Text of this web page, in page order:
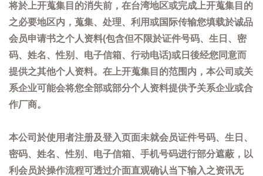
将於上开蒐集目的消失前，在台湾地区或完成上开蒐集目的
之必要地区内，蒐集、处理、利用或国际传输您填载於诚品
会员申请书之个人资料(包含但不限於证件号码、生日、密
码、姓名、性别、电子信箱、行动电话)或日後经您同意而
提供之其他个人资料。在上开蒐集目的范围内，本公司或关
系企业可能会将您全部或部分个人资料提供予关系企业或合
作厂商。
本公司於使用者注册及登入页面未就会员证件号码、生日、
密码、姓名、性别、电子信箱、手机号码进行部分遮蔽，以
利会员於操作流程可透过介面直观确认当下输入之资讯无